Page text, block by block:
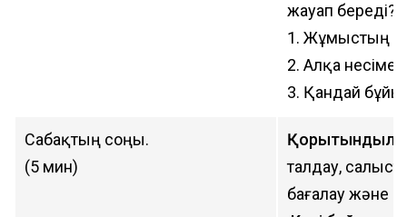
жауап береді?
1. Жұмыстың
2. Алқа
3. Қандай
Сабақтың соңы.
(5 мин)
талдау,
бағалау және -